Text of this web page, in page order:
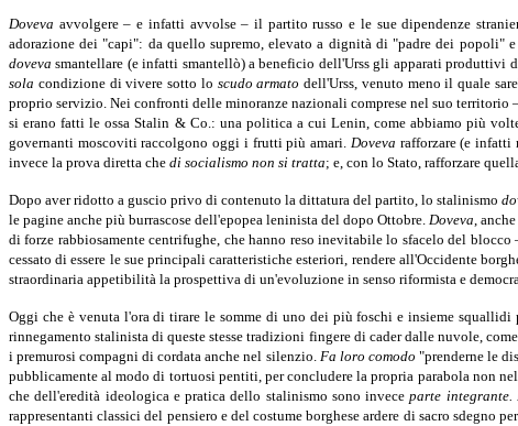
Doveva avvolgere – e infatti avvolse – il partito russo e le sue dipendenze
adorazione dei "capi": da quello supremo, elevato a dignità di "padre dei popoli"
doveva smantellare (e infatti smantellò) a beneficio dell'Urss gli apparati produttivi
sola condizione di vivere sotto lo scudo armatodell'Urss, venuto meno il quale
proprio servizio. Nei confronti delle minoranze nazionali comprese nel suo territorio
si erano fatti le ossa Stalin & Co.: una politica a cui Lenin, come abbiamo più
governanti moscoviti raccolgono oggi i frutti più amari. Doveva rafforzare (e infatti
invece la prova diretta che di socialismo non si tratta; e, con lo Stato, rafforzare
Dopo aver ridotto a guscio privo di contenuto la dittatura del partito, lo stalinismo
le pagine anche più burrascose dell'epopea leninista del dopo Ottobre. Doveva,
di forze rabbiosamente centrifughe, che hanno reso inevitabile lo sfacelo del
cessato di essere le sue principali caratteristiche esteriori, rendere all'Occidente
straordinaria appetibilità la prospettiva di un'evoluzione in senso riformista e
Oggi che è venuta l'ora di tirare le somme di uno dei più foschi e insieme
rinnegamento stalinista di queste stesse tradizioni fingere di cader dalle nuvole,
i premurosi compagni di cordata anche nel silenzio. Fa loro comodo "prenderne le
pubblicamente al modo di tortuosi pentiti, per concludere la propria parabola non
che dell'eredità ideologica e pratica dello stalinismo sono inveceparte integrante.
rappresentanti classici del pensiero e del costume borghese ardere di sacro